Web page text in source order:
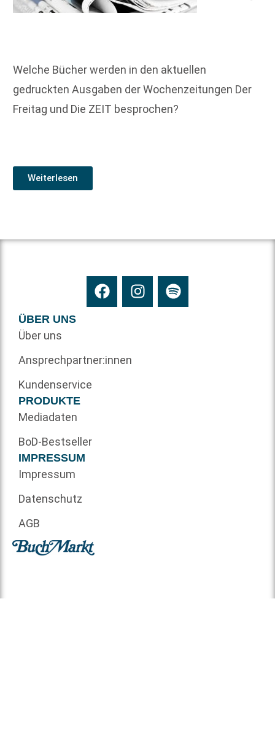
Welche Bücher werden in den aktuellen
gedruckten Ausgaben der Wochenzeitungen Der
Freitag und Die ZEIT besprochen?
Weiterlesen
ÜBER UNS
Über uns
Ansprechpartner:innen
Kundenservice
PRODUKTE
Mediadaten
BoD-Bestseller
IMPRESSUM
Impressum
Datenschutz
AGB